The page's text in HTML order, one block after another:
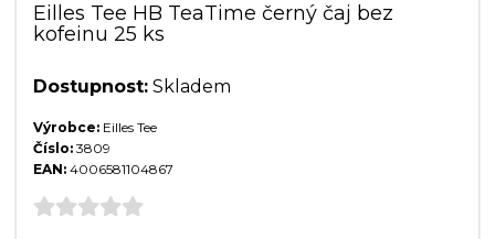
Eilles Tee HB TeaTime černý čaj bez
kofeinu 25 ks
Dostupnost: Skladem
Výrobce: Eilles Tee
Číslo: 3809
EAN: 4006581104867